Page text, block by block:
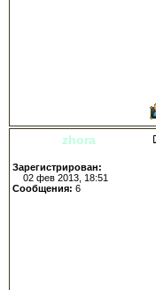
zhora
Зарегистрирован:
02 фев 2013, 18:51
Сообщения: 6